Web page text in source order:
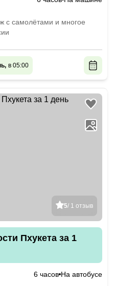
с самолётами и многое
в 05:00
5/ 1 отзыв
Пхукета за 1
6 часов На автобусе